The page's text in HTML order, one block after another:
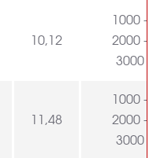
10,12
1000 -
2000 -
3000
11,48
1000 -
2000 -
3000